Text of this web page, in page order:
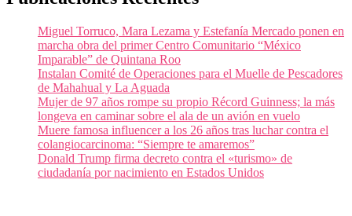
Miguel Torruco, Mara Lezama y Estefanía Mercado ponen en
marcha obra del primer Centro Comunitario “México
Imparable” de Quintana Roo
Instalan Comité de Operaciones para el Muelle de Pescadores
de Mahahual y La Aguada
Mujer de 97 años rompe su propio Récord Guinness; la más
longeva en caminar sobre el ala de un avión en vuelo
Muere famosa influencer a los 26 años tras luchar contra el
colangiocarcinoma: “Siempre te amaremos”
Donald Trump firma decreto contra el «turismo» de
ciudadanía por nacimiento en Estados Unidos